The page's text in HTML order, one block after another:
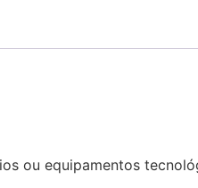
ou equipamentos